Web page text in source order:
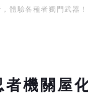
體驗各種者獨門武器！
者機關屋